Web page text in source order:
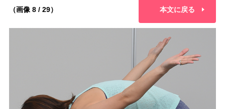
（画像 8 / 29） 本文に戻る